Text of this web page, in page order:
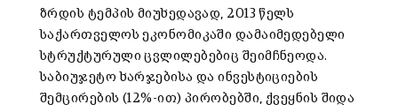
ზრდის ტემპის მიუხედავად, 2013 წელს
საქართველოს ეკონომიკაში დამაიმედებელი
სტრუქტურული ცვლილებებიც შეიმჩნეოდა.
საბიუჯეტო ხარჯებისა და ინვესტიციების
შემცირების (12%-ით) პირობებში, ქვეყნის შიდა